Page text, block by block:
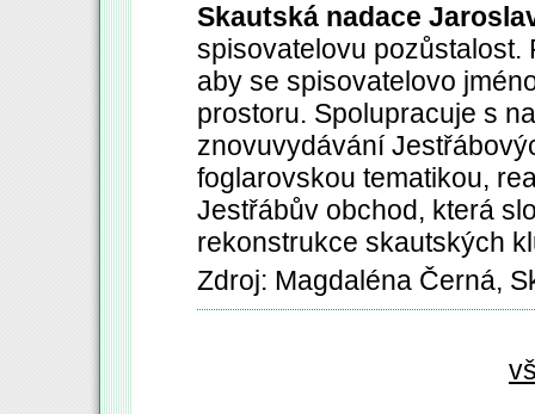
Skautská nadace
spisovatelovu pozůstalost.
aby se spisovatelovo
prostoru. Spolupracuje s
znovuvydávání
foglarovskou tematikou,
Jestřábův obchod, která
rekonstrukce skautských
Zdroj: Magdaléna Černá,